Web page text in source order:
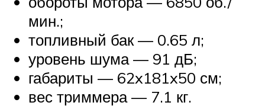
мин.;
топливный бак — 0.65 л;
уровень шума — 91 дБ;
габариты — 62x181x50 см;
вес триммера — 7.1 кг.